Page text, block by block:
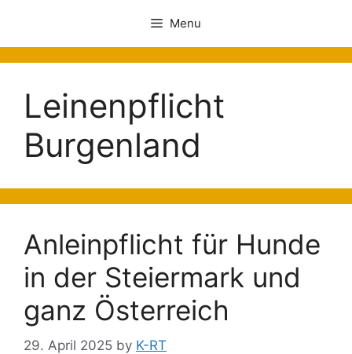
Menu
Leinenpflicht
Burgenland
Anleinpflicht für Hunde
in der Steiermark und
ganz Österreich
29. April 2025 by K-RT